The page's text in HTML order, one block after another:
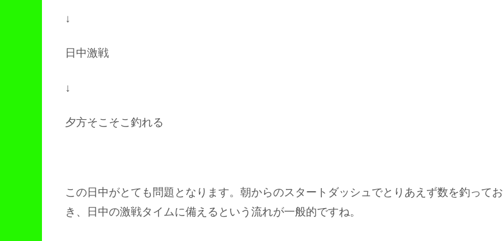
↓
日中激戦
↓
夕方そこそこ釣れる
この日中がとても問題となります。朝からのスタートダッシュでとりあえず数を釣ってお
き、日中の激戦タイムに備えるという流れが一般的ですね。